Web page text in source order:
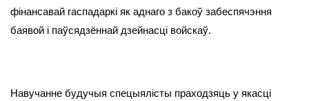
фінансавай гаспадаркі як аднаго з бакоў забеспячэння
баявой і паўсядзённай дзейнасці войскаў.
Навучанне будучыя спецыялісты праходзяць у якасці